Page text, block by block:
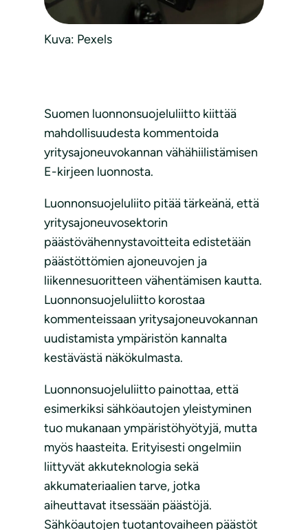
Kuva: Pexels
Suomen luonnonsuojeluliitto kiittää
mahdollisuudesta kommentoida
yritysajoneuvokannan vähähiilistämisen
E-kirjeen luonnosta.
Luonnonsuojeluliito pitää tärkeänä, että
yritysajoneuvosektorin
päästövähennystavoitteita edistetään
päästöttömien ajoneuvojen ja
liikennesuoritteen vähentämisen kautta.
Luonnonsuojeluliitto korostaa
kommenteissaan yritysajoneuvokannan
uudistamista ympäristön kannalta
kestävästä näkökulmasta.
Luonnonsuojeluliitto painottaa, että
esimerkiksi sähköautojen yleistyminen
tuo mukanaan ympäristöhyötyjä, mutta
myös haasteita. Erityisesti ongelmiin
liittyvät akkuteknologia sekä
akkumateriaalien tarve, jotka
aiheuttavat itsessään päästöjä.
Sähköautojen tuotantovaiheen päästöt